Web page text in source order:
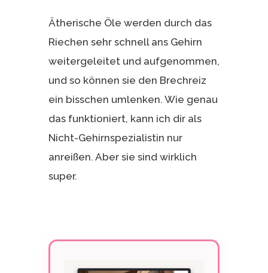
Ätherische Öle werden durch das
Riechen sehr schnell ans Gehirn
weitergeleitet und aufgenommen,
und so können sie den Brechreiz
ein bisschen umlenken. Wie genau
das funktioniert, kann ich dir als
Nicht-Gehirnspezialistin nur
anreißen. Aber sie sind wirklich
super.